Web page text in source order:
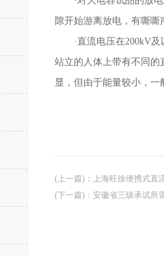
隙开始游离放电，有嘶
·直流电压在200kV及
站立的人体上带有不同的
显，但由于能量较小，
(上一篇) ：
上海旺徐便携式直
(下一篇) ： 安徽省三级承试所